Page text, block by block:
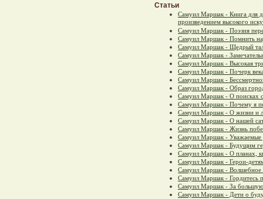
Статьи
Самуил Маршак - Книга для
произведением высокого
Самуил Маршак - Поэзия
Самуил Маршак - Помнить
Самуил Маршак - Щедрый
Самуил Маршак -
Самуил Маршак - Высокая
Самуил Маршак - Почерк
Самуил Маршак -
Самуил Маршак - Образ
Самуил Маршак - О поисках
Самуил Маршак - Почему я
Самуил Маршак - О жизни и
Самуил Маршак - О нашей
Самуил Маршак - Жизнь
Самуил Маршак - Уважаемые
Самуил Маршак - Будущим
Самуил Маршак - О планах,
Самуил Маршак - Герои-
Самуил Маршак - Волшебное
Самуил Маршак - Гордитесь
Самуил Маршак - За большую
Самуил Маршак - Дети о